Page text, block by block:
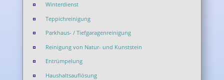
Winterdienst
Teppichreinigung
Parkhaus- / Tiefgaragenreinigung
Reinigung von Natur- und Kunststein
Entrümpelung
Haushaltsauflösung